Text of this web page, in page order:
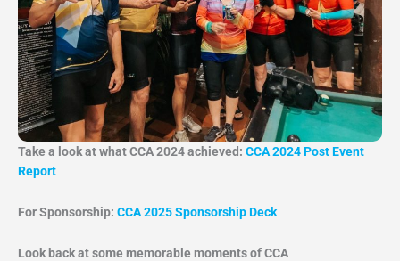
Take a look at what CCA 2024 achieved: CCA 2024 Post Event
Report
For Sponsorship: CCA 2025 Sponsorship Deck
Look back at some memorable moments of CCA